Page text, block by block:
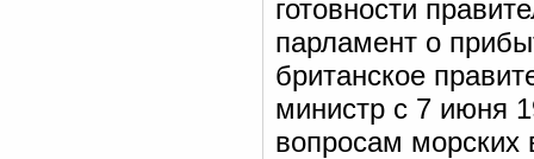
готовности
парламент о
британское
министр с 7 июня
вопросам морских